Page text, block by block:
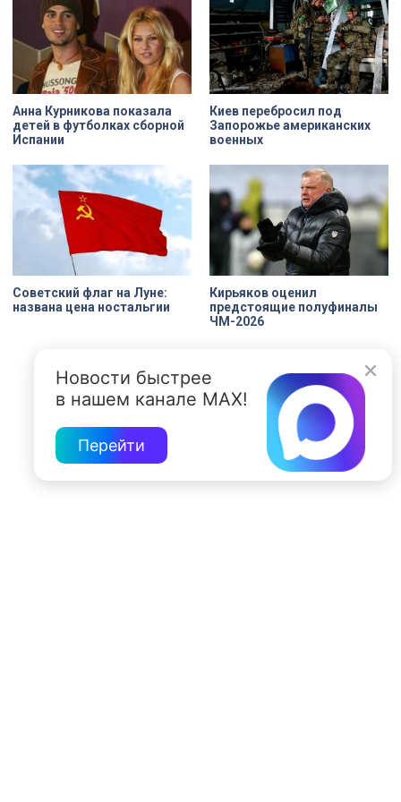
Анна Курникова показала
детей в футболках сборной
Испании
Киев перебросил под
Запорожье американских
военных
Советский флаг на Луне:
названа цена ностальгии
Кирьяков оценил
предстоящие полуфиналы
ЧМ-2026
Новости быстрее
в нашем канале MAX!
Перейти